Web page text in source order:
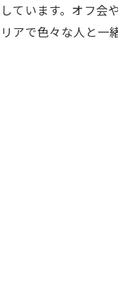
ています。オフ会
アで色々な人と一